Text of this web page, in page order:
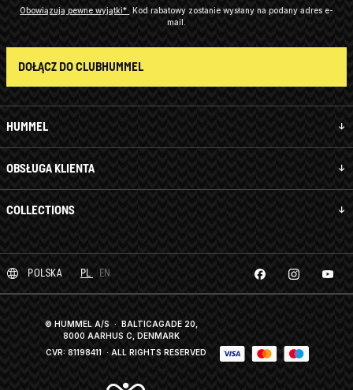
HUMMEL
OBSŁUGA KLIENTA
COLLECTIONS
Obowiązują pewne wyjątki*
Kod rabatowy zostanie wysłany na podany adres e-
mail.
DOŁĄCZ DO CLUBHUMMEL
POLSKA PL EN
© HUMMEL A/S · BALTICAGADE 20,
8000 AARHUS C, DENMARK
CVR: 81198411 · ALL RIGHTS RESERVED